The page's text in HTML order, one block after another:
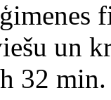
un
32 min.